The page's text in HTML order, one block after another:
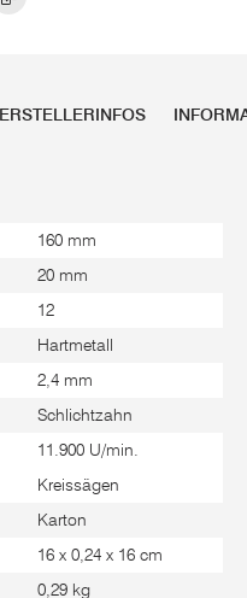
160 mm
20 mm
12
Hartmetall
2,4 mm
Schlichtzahn
11.900 U/min.
Kreissägen
Karton
16 x 0,24 x 16 cm
0,29 kg